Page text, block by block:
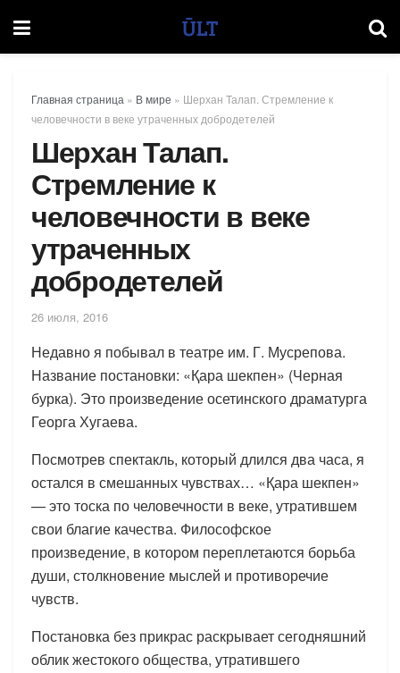
Главная страница » В мире » Шерхан Талап. Стремление к
человечности в веке утраченных добродетелей
Шерхан Талап.
Стремление к
человечности в веке
утраченных
добродетелей
26 июля, 2016
Недавно я побывал в театре им. Г. Мусрепова.
Название постановки: «Қара шекпен» (Черная
бурка). Это произведение осетинского драматурга
Георга Хугаева.
Посмотрев спектакль, который длился два часа, я
остался в смешанных чувствах… «Қара шекпен»
— это тоска по человечности в веке, утратившем
свои благие качества. Философское
произведение, в котором переплетаются борьба
души, столкновение мыслей и противоречие
чувств.
Постановка без прикрас раскрывает сегодняшний
облик жестокого общества, утратившего